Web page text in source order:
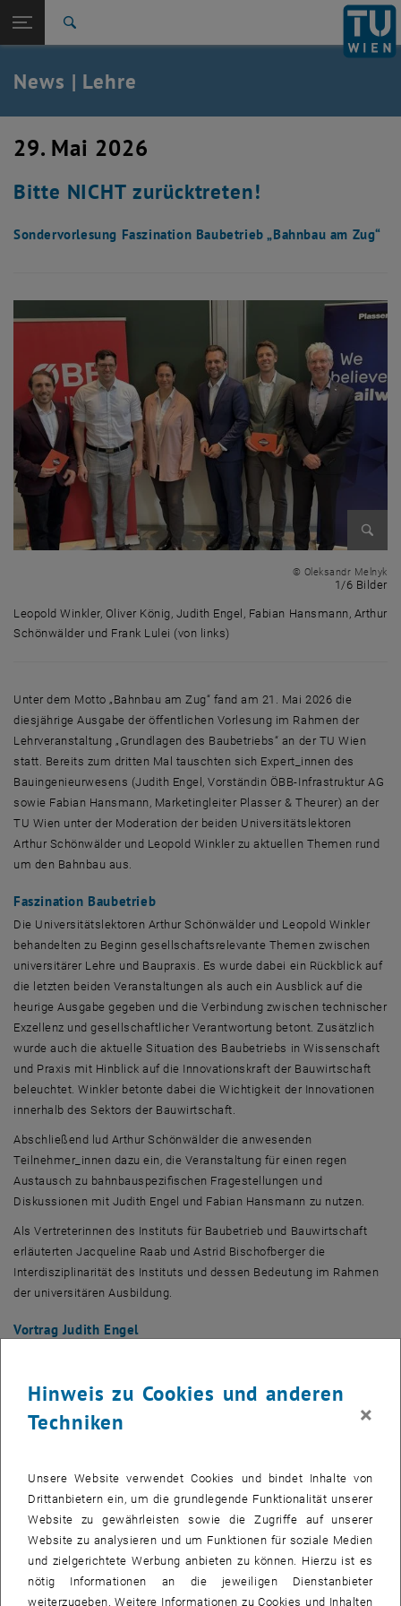
TU Login
Quicklinks
Quicklinks-Menü umschalten
Studium
Karriere
Zurück: Subseiten von Studium auflisten
Zurück zur letzten Ebene:
Studium
News
News | Lehre
29. Mai 2026
Bitte NICHT zurücktreten!
Sondervorlesung Faszination Baubetrieb „Bahnbau am Zug“
© Oleksandr Melnyk
1/6 Bilder
Leopold Winkler, Oliver König, Judith Engel, Fabian Hansmann, Arthur
Schönwälder und Frank Lulei (von links)
Unter dem Motto „Bahnbau am Zug“ fand am 21. Mai 2026 die
diesjährige Ausgabe der öffentlichen Vorlesung im Rahmen der
Lehrveranstaltung „Grundlagen des Baubetriebs“ an der TU Wien
statt. Bereits zum dritten Mal tauschten sich Expert_innen des
Bauingenieurwesens (Judith Engel, Vorständin ÖBB-Infrastruktur AG
sowie Fabian Hansmann, Marketingleiter Plasser & Theurer) an der
TU Wien unter der Moderation der beiden Universitätslektoren
Arthur Schönwälder und Leopold Winkler zu aktuellen Themen rund
um den Bahnbau aus.
Faszination Baubetrieb
Die Universitätslektoren Arthur Schönwälder und Leopold Winkler
behandelten zu Beginn gesellschaftsrelevante Themen zwischen
universitärer Lehre und Baupraxis. Es wurde dabei ein Rückblick auf
die letzten beiden Veranstaltungen als auch ein Ausblick auf die
heurige Ausgabe gegeben und die Verbindung zwischen technischer
Exzellenz und gesellschaftlicher Verantwortung betont. Zusätzlich
wurde auch die aktuelle Situation des Baubetriebs in Wissenschaft
und Praxis mit Hinblick auf die Innovationskraft der Bauwirtschaft
beleuchtet. Winkler betonte dabei die Wichtigkeit der Innovationen
innerhalb des Sektors der Bauwirtschaft.
Abschließend lud Arthur Schönwälder die anwesenden
Teilnehmer_innen dazu ein, die Veranstaltung für einen regen
Austausch zu bahnbauspezifischen Fragestellungen und
Diskussionen mit Judith Engel und Fabian Hansmann zu nutzen.
Als Vertreterinnen des Instituts für Baubetrieb und Bauwirtschaft
erläuterten Jacqueline Raab und Astrid Bischofberger die
Interdisziplinarität des Instituts und dessen Bedeutung im Rahmen
der universitären Ausbildung.
Vortrag Judith Engel
Planung und den Bau des Wiener Hauptbahnhofs verantwortete. Seit
Jänner 2022 ist sie Mitglied des Vorstands der ÖBB-Infrastruktur,
an die ÖBB in den nächsten Jahren und wies dabei auch das
österreichische Unikum der sog. Rahmenplanung positiv hervor.
Damit wird sichergestellt, dass die notwendigen finanziellen Mittel
durch die österreichische Bundesregierung bereitgestellt werden,
sodass die ÖBB ihren gesetzlichen Verpflichtungen für Errichtung
und Betrieb der Schieneninfrastruktur bestmöglich erfüllen kann.
Hinweis zu Cookies und anderen
Techniken
×
Unsere Website verwendet Cookies und bindet Inhalte von
Drittanbietern ein, um die grundlegende Funktionalität unserer
Website zu gewährleisten sowie die Zugriffe auf unserer
Website zu analysieren und um Funktionen für soziale Medien
und zielgerichtete Werbung anbieten zu können. Hierzu ist es
nötig Informationen an die jeweiligen Dienstanbieter
weiterzugeben. Weitere Informationen zu Cookies und Inhalten